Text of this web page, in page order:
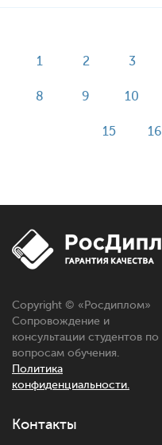
1 2 3
8 9 10
15 16
Copyright © « Росдиплом»
Сопровождение и
консультации студентов по
вопросам обучения.
Политика
конфиденциальности.
Контакты